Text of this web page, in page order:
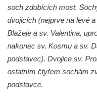
Socha Matka příroda v
Socha Lišky v ZOO
Socha Kudlanka v ZOO
Socha Vlčice s
soch zdobících most.
dvojicích (nejprve na levé
Blažeje a sv. Valentina,
nakonec sv. Kosmu a sv.
podstavec). Dvojice sv.
ostatním čtyřem sochám
podstavce.